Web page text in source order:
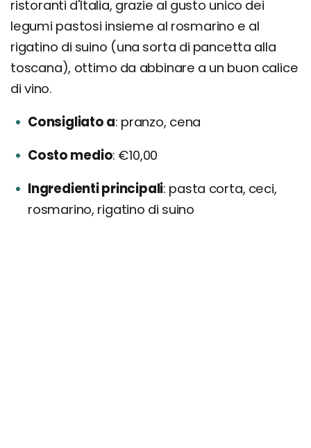
ristoranti d'Italia, grazie al gusto unico dei
legumi pastosi insieme al rosmarino e al
rigatino di suino (una sorta di pancetta alla
toscana), ottimo da abbinare a un buon calice
di vino.
Consigliato a pranzo, cena
Costo medio €10,00
Ingredienti principali pasta corta, ceci,
rosmarino, rigatino di suino